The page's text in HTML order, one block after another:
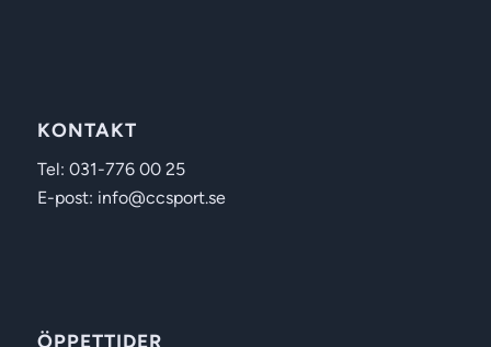
KONTAKT
Tel: 031-776 00 25
E-post: info@ccsport.se
ÖPPETTIDER